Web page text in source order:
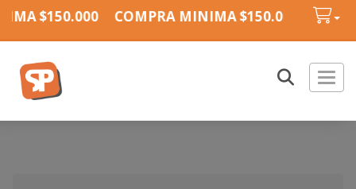
$150.000 COMPRA MINIMA $150.000